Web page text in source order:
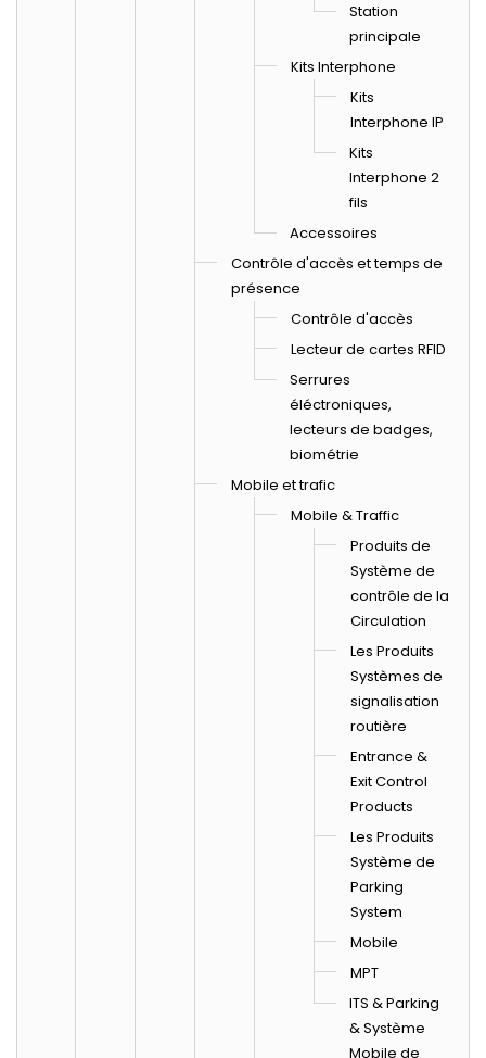
Station
principale
Kits Interphone
Kits
Interphone IP
Kits
Interphone 2
fils
Accessoires
Contrôle d'accès et temps de
présence
Contrôle d'accès
Lecteur de cartes RFID
Serrures
éléctroniques,
lecteurs de badges,
biométrie
Mobile et trafic
Mobile & Traffic
Produits de
Système de
contrôle de la
Circulation
Les Produits
Systèmes de
signalisation
routière
Entrance &
Exit Control
Products
Les Produits
Système de
Parking
System
Mobile
MPT
ITS & Parking
& Système
Mobile de